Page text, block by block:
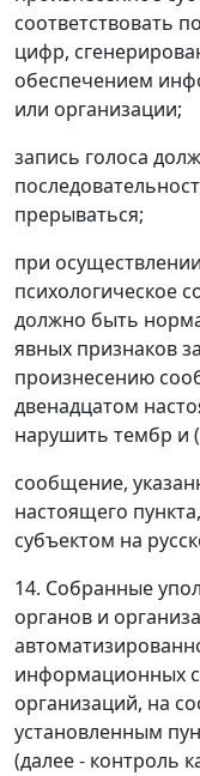
соответствовать
цифр,
обеспечением
или организации;
запись голоса
прерываться;
при
психологическое
должно быть
явных признаков
произнесению
двенадцатом
нарушить тембр и
сообщение,
настоящего
субъектом на
14. Собранные
органов и
информационных
организаций, на
установленным
(далее - контроль